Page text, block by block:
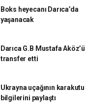
Boks heyecanı Darıca’da
yaşanacak
Darıca G.B Mustafa Aköz’ü
transfer etti
Ukrayna uçağının karakutu
bilgilerini paylaştı